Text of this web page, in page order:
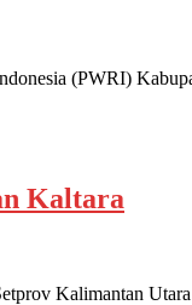
(PWRI)
Kaltara
Kalimantan